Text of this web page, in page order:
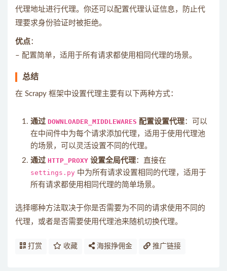
代理地址进行代理。你还可以配置代理认证信息，防止代
理要求身份验证时被拒绝。
优点：
– 配置简单，适用于所有请求都使用相同代理的场景。
总结
在 Scrapy 框架中设置代理主要有以下两种方式：
通过 DOWNLOADER_MIDDLEWARES 配置设置代理：可以
在中间件中为每个请求添加代理，适用于使用代理池
的场景，可以灵活设置不同的代理。
通过 HTTP_PROXY 设置全局代理：直接在
settings.py 中为所有请求设置相同的代理，适用于
所有请求都使用相同代理的简单场景。
选择哪种方法取决于你是否需要为不同的请求使用不同的
代理，或者是否需要使用代理池来随机切换代理。
打赏 收藏 海报挣佣金 推广链接